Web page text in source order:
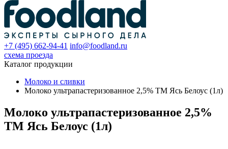
+7 (495) 662-94-41 info@foodland.ru
схема проезда
Каталог продукции
Молоко и сливки
Молоко ультрапастеризованное 2,5% ТМ Ясь Белоус (1л)
Молоко ультрапастеризованное 2,5%
ТМ Ясь Белоус (1л)